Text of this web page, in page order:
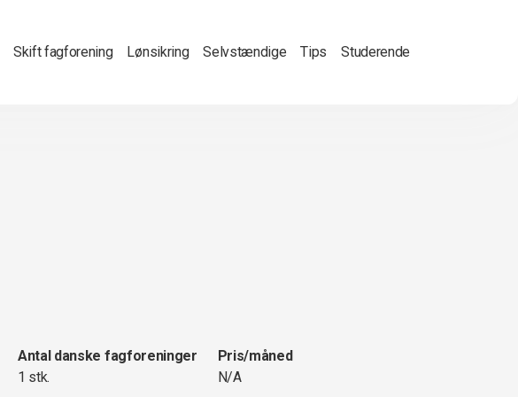
Skift fagforening Lønsikring Selvstændige Tips Studerende
Antal danske fagforeninger
1 stk.
Pris/måned
N/A